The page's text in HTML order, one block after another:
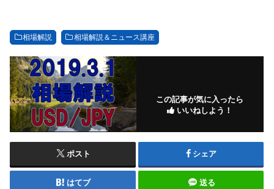
相場解説 相場解説＆ニュース講座
この記事が気に入ったら
いいねしよう！
ポスト シェア
はてブ 送る